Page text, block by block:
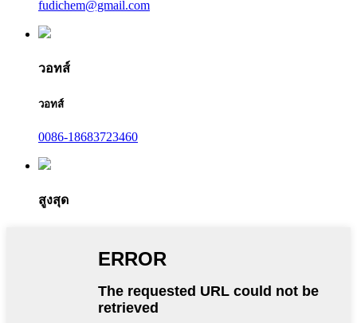
fudichem@gmail.com
วอทส์
วอทส์
0086-18683723460
สูงสุด